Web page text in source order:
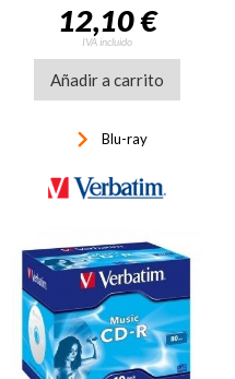
12,10 €
IVA incluido
Añadir a carrito
keyboard_arrow_right Blu-ray